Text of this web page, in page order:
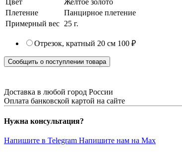
Плетение
Панцирное плетение
Примерный вес 25 г.
Отрезок, кратный 20 см 100 ₽
Сообщить о поступлении товара
Доставка в любой город России
Оплата банковской картой на сайте
Нужна консультация?
Напишите в Telegram Напишите нам на Max